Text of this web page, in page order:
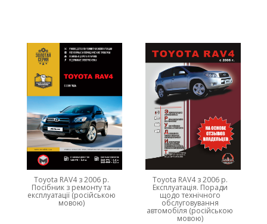
Toyota RAV4 з 2006 р.
Посібник з ремонту та
експлуатації (російською
мовою)
Toyota RAV4 з 2006 р.
Експлуатація. Поради
щодо технічного
обслуговування
автомобіля (російською
мовою)